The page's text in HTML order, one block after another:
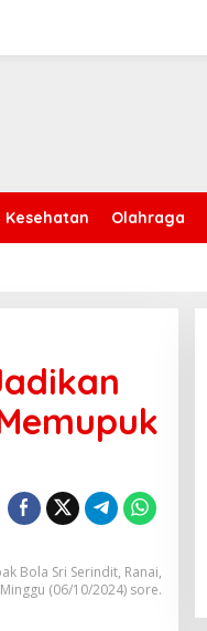
Kesehatan Olahraga
Bola Sri Serindit, Ranai,
(06/10/2024) sore.